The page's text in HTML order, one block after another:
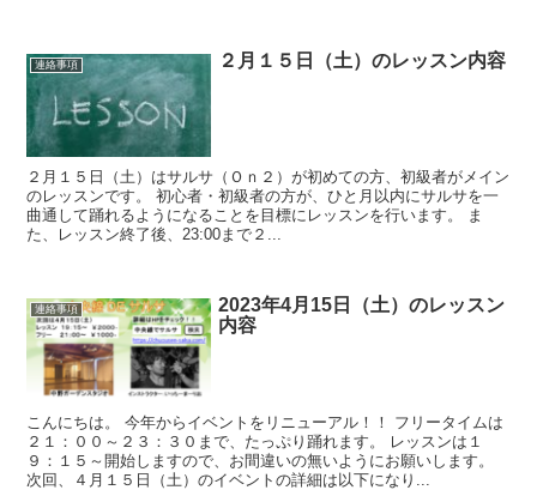
連絡事項 ２月１５日（土）のレッスン内容
２月１５日（土）はサルサ（Ｏｎ２）が初めての方、初級者がメイン
のレッスンです。 初心者・初級者の方が、ひと月以内にサルサを一
曲通して踊れるようになることを目標にレッスンを行います。 ま
た、レッスン終了後、23:00まで２...
連絡事項
2023年4月15日（土）のレッスン
内容
こんにちは。 今年からイベントをリニューアル！！ フリータイムは
２１：００～２３：３０まで、たっぷり踊れます。 レッスンは１
９：１５～開始しますので、お間違いの無いようにお願いします。
次回、４月１５日（土）のイベントの詳細は以下になり...